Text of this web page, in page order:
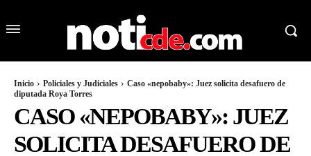
Inicio Policiales y Judiciales
Caso «nepobaby»: Juez solicita desafuero de
diputada Roya Torres
CASO «NEPOBABY»: JUEZ
SOLICITA DESAFUERO DE